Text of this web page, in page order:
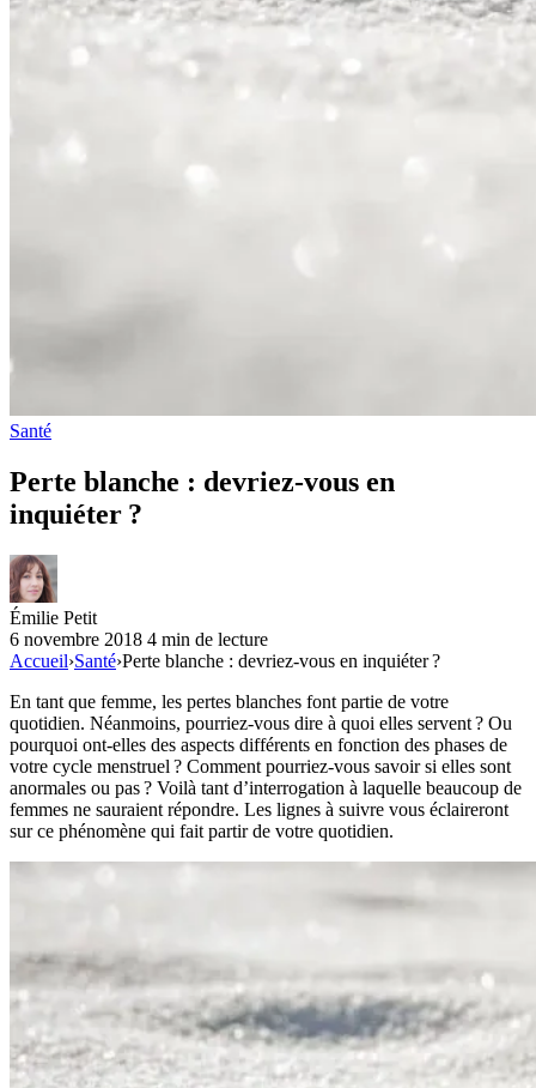
Santé
Perte blanche : devriez-vous en
inquiéter ?
Émilie Petit
6 novembre 2018 4 min de lecture
Accueil›Santé›Perte blanche : devriez-vous en inquiéter ?
En tant que femme, les pertes blanches font partie de votre
quotidien. Néanmoins, pourriez-vous dire à quoi elles servent ? Ou
pourquoi ont-elles des aspects différents en fonction des phases de
votre cycle menstruel ? Comment pourriez-vous savoir si elles sont
anormales ou pas ? Voilà tant d’interrogation à laquelle beaucoup de
femmes ne sauraient répondre. Les lignes à suivre vous éclaireront
sur ce phénomène qui fait partir de votre quotidien.